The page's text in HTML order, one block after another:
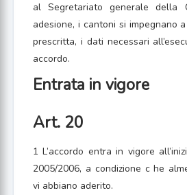
al Segretariato generale della
adesione, i cantoni si impegnano
prescritta, i dati necessari
accordo.
Entrata in vigore
Art. 20
1 L’accordo entra in vigore
2005/2006, a condizione c he
vi abbiano aderito.